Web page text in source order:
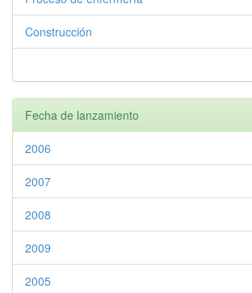
Construcción
Fecha de lanzamiento
2006
2007
2008
2009
2005